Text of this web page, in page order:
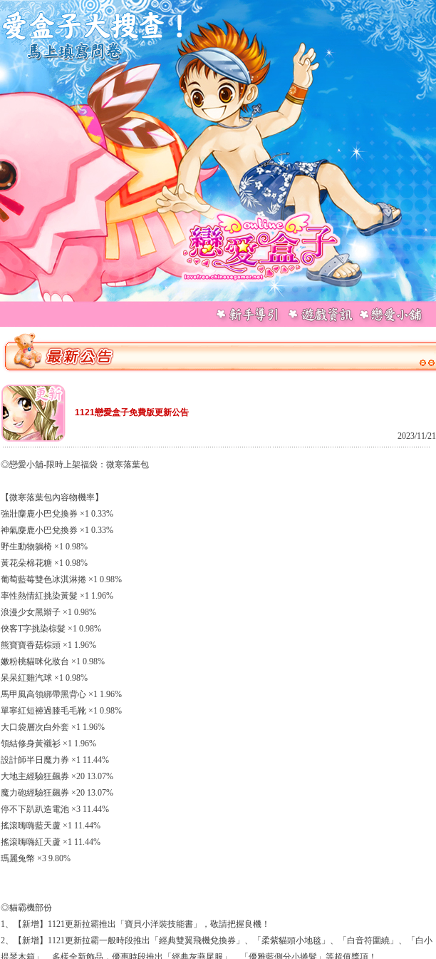
1121戀愛盒子免費版更新公告
2023/11/21
◎戀愛小舖-限時上架福袋：微寒落葉包
【微寒落葉包內容物機率】
強壯麋鹿小巴兌換券 ×1 0.33%
神氣麋鹿小巴兌換券 ×1 0.33%
野生動物躺椅 ×1 0.98%
黃花朵棉花糖 ×1 0.98%
葡萄藍莓雙色冰淇淋捲 ×1 0.98%
率性熱情紅挑染黃髮 ×1 1.96%
浪漫少女黑辮子 ×1 0.98%
俠客T字挑染棕髮 ×1 0.98%
熊寶寶香菇棕頭 ×1 1.96%
嫩粉桃貓咪化妝台 ×1 0.98%
呆呆紅雞汽球 ×1 0.98%
馬甲風高領綁帶黑背心 ×1 1.96%
單寧紅短褲過膝毛毛靴 ×1 0.98%
大口袋層次白外套 ×1 1.96%
領結修身黃襯衫 ×1 1.96%
設計師半日魔力券 ×1 11.44%
大地主經驗狂飆券 ×20 13.07%
魔力砲經驗狂飆券 ×20 13.07%
停不下趴趴造電池 ×3 11.44%
搖滾嗨嗨藍天蘆 ×1 11.44%
搖滾嗨嗨紅天蘆 ×1 11.44%
瑪麗兔幣 ×3 9.80%
◎貓霸機部份
1、【新增】1121更新拉霸推出「寶貝小洋裝技能書」，敬請把握良機！
2、【新增】1121更新拉霸一般時段推出「經典雙翼飛機兌換券」、「柔紫貓頭小地毯」、「白音符圍繞」、「白小
提琴木箱」... 多樣全新飾品，優惠時段推出「經典灰燕尾服」、「優雅藍側分小捲髮」等超值獎項！